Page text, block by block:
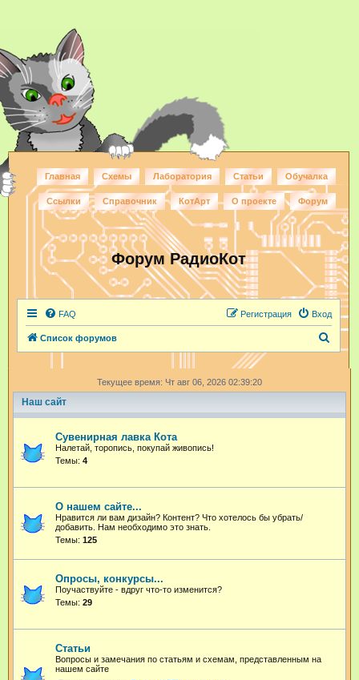
Главная Схемы Лаборатория Статьи Обучалка
Ссылки Справочник КотАрт О проекте Форум
Форум РадиоКот
FAQ Вход
Регистрация
Список форумов
с
Текущее время: Чт авг 06, 2026 02:39:20
Наш сайт
Сувенирная лавка Кота
Налетай, торопись, покупай живопись!
Темы: 4
О нашем сайте...
Нравится ли вам дизайн? Контент? Что хотелось бы убрать/
добавить. Нам необходимо это знать.
Темы: 125
Опросы, конкурсы...
Поучаствуйте - вдруг что-то изменится?
Темы: 29
Статьи
Вопросы и замечания по статьям и схемам, представленным на
нашем сайте